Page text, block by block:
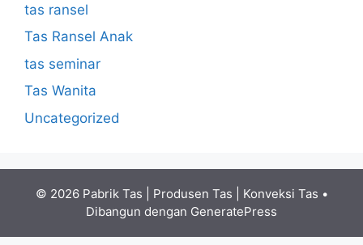
tas ransel
Tas Ransel Anak
tas seminar
Tas Wanita
Uncategorized
© 2026 Pabrik Tas | Produsen Tas | Konveksi Tas •
Dibangun dengan GeneratePress